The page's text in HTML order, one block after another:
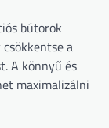
bútorok
a
A könnyű és
maximalizálni